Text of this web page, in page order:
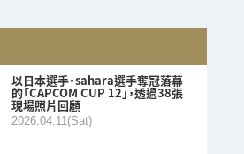
以日本選手・sahara選手奪冠落幕
的「CAPCOM CUP 12」，透過38張
現場照片回顧
2026.04.11(Sat)